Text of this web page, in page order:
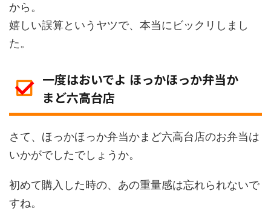
から。
嬉しい誤算というヤツで、本当にビックリしまし
た。
一度はおいでよ ほっかほっか弁当か
まど六高台店
さて、ほっかほっか弁当かまど六高台店のお弁当は
いかがでしたでしょうか。
初めて購入した時の、あの重量感は忘れられないで
すね。